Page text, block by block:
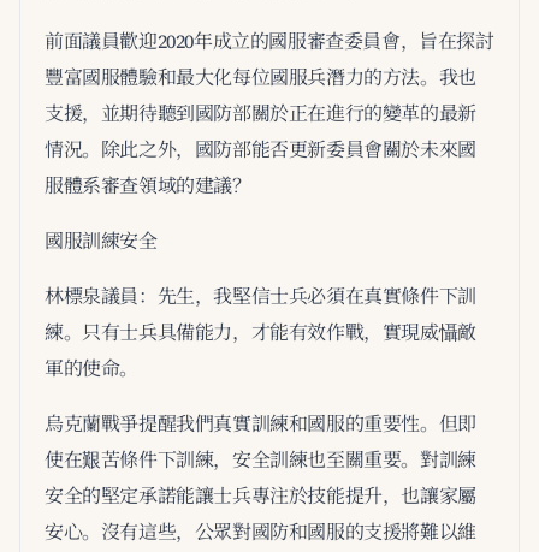
前面議員歡迎2020年成立的國服審查委員會，旨在探討
豐富國服體驗和最大化每位國服兵潛力的方法。我也
支援，並期待聽到國防部關於正在進行的變革的最新
情況。除此之外，國防部能否更新委員會關於未來國
服體系審查領域的建議？
國服訓練安全
林標泉議員：先生，我堅信士兵必須在真實條件下訓
練。只有士兵具備能力，才能有效作戰，實現威懾敵
軍的使命。
烏克蘭戰爭提醒我們真實訓練和國服的重要性。但即
使在艱苦條件下訓練，安全訓練也至關重要。對訓練
安全的堅定承諾能讓士兵專注於技能提升，也讓家屬
安心。沒有這些，公眾對國防和國服的支援將難以維